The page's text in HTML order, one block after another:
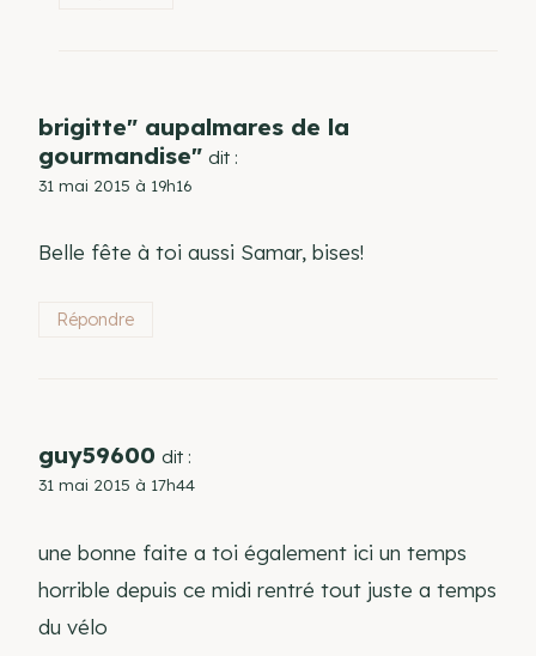
brigitte" aupalmares de la
gourmandise" dit :
31 mai 2015 à 19h16
Belle fête à toi aussi Samar, bises!
Répondre
guy59600 dit :
31 mai 2015 à 17h44
une bonne faite a toi également ici un temps
horrible depuis ce midi rentré tout juste a temps
du vélo